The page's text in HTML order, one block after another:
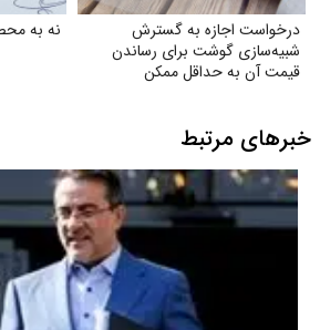
درخواست اجازه به گسترش
شبیه‌سازی گوشت برای رساندن
قیمت آن به حداقل ممکن
نه به
خبرهای مرتبط